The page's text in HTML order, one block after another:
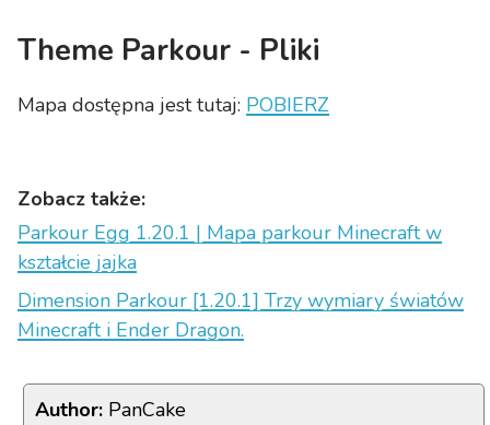
Theme Parkour - Pliki
Mapa dostępna jest tutaj: POBIERZ
Zobacz także:
Parkour Egg 1.20.1 | Mapa parkour Minecraft w
kształcie jajka
Dimension Parkour [1.20.1] Trzy wymiary światów
Minecraft i Ender Dragon.
Author: PanCake